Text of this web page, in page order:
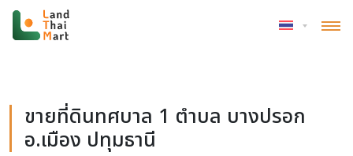
ขายที่ดินทศบาล 1 ตำบล บางปรอก
อ.เมือง ปทุมธานี